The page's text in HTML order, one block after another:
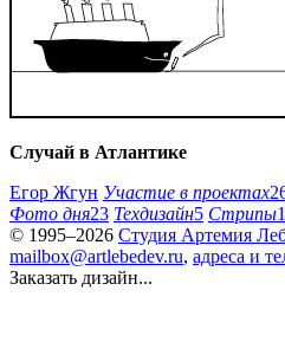
Случай в Атлантике
Егор Жгун Участие в проектах
Фото дня23 Техдизайн5 Стрипы
© 1995–2026 Студия Артемия
mailbox@artlebedev.ru, адреса и
Заказать дизайн...